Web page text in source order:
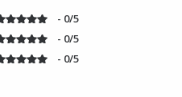
- 0/5
- 0/5
- 0/5